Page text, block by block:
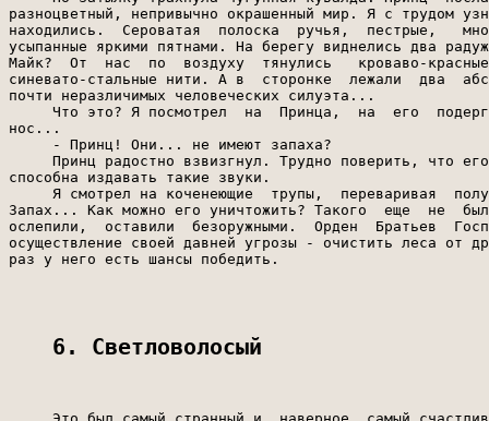
6. Светловолосый